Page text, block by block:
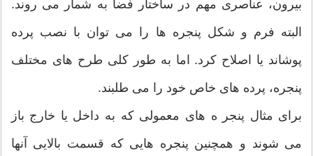
بیرون، عناصری مهم در ساختار فضا به شمار می روند.
البته فرم و شکل پنجره ها را می توان با نصب پرده
پوشاند یا اصلاح کرد. اما به طور کلی طرح های مختلف
پنجره، پرده های خاص خود را می طلبند.
برای مثال پنجر ه های معمولی که به داخل یا خارج باز
می شوند و همچنین پنجره هایی که قسمت بالایی آنها